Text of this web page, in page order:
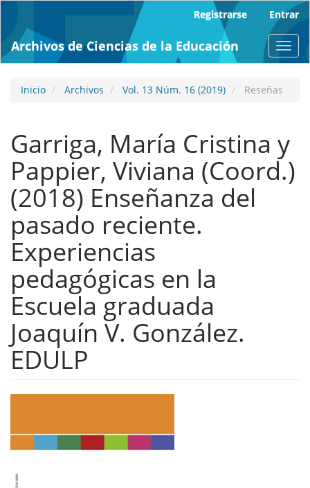
Contenido
principal
Barra
Registrarse Entrar
Archivos de Ciencias de la Educación
Inicio Archivos Vol. 13 Núm. 16 (2019) Reseñas
Garriga, Marí­a Cristina y
Pappier, Viviana (Coord.)
(2018) Enseñanza del
pasado reciente.
Experiencias
pedagógicas en la
Escuela graduada
Joaquí­n V. González.
EDULP
lateral
del
artículo